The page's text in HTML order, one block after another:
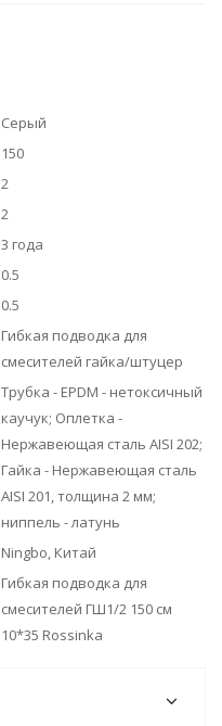
Серый
150
2
2
3 года
0.5
0.5
Гибкая подводка для
смесителей гайка/штуцер
Трубка - EPDM - нетоксичный
каучук; Оплетка -
Нержавеющая сталь AISI 202;
Гайка - Нержавеющая сталь
AISI 201, толщина 2 мм;
ниппель - латунь
Ningbo, Китай
Гибкая подводка для
смесителей ГШ1/2 150 см
10*35 Rossinka